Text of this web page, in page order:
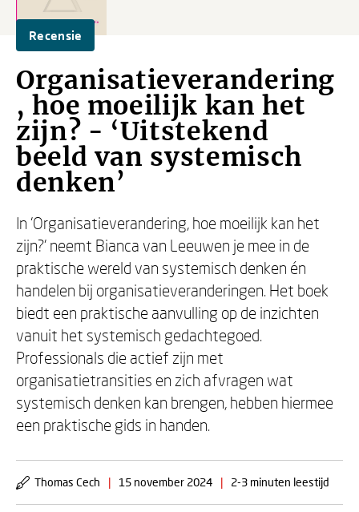
Recensie
Organisatieverandering
, hoe moeilijk kan het
zijn? - ‘Uitstekend
beeld van systemisch
denken’
In ‘Organisatieverandering, hoe moeilijk kan het
zijn?’ neemt Bianca van Leeuwen je mee in de
praktische wereld van systemisch denken én
handelen bij organisatieveranderingen. Het boek
biedt een praktische aanvulling op de inzichten
vanuit het systemisch gedachtegoed.
Professionals die actief zijn met
organisatietransities en zich afvragen wat
systemisch denken kan brengen, hebben hiermee
een praktische gids in handen.
Thomas Cech | 15 november 2024 | 2-3 minuten leestijd